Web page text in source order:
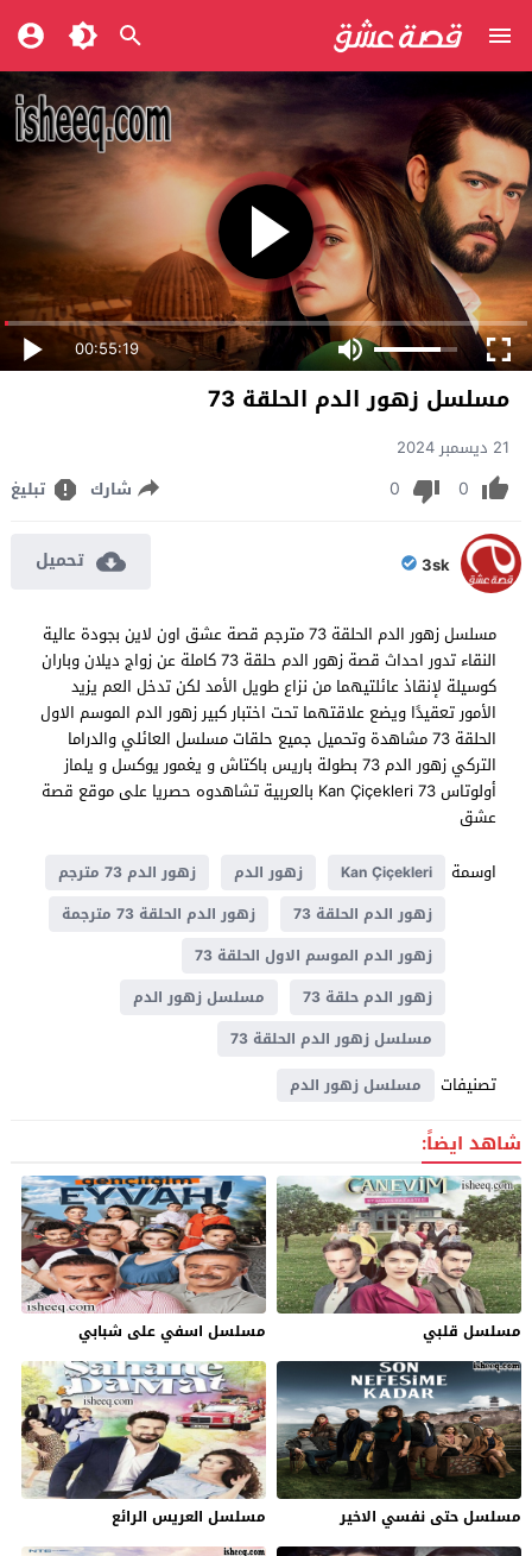
00:55:19
مسلسل زهور الدم الحلقة 73
21 ديسمبر 2024
0
0 شارك تبليغ
3sk تحميل
مسلسل زهور الدم الحلقة 73 مترجم قصة عشق اون لاين بجودة عالية
النقاء تدور احداث قصة زهور الدم حلقة 73 كاملة عن زواج ديلان وباران
كوسيلة لإنقاذ عائلتيهما من نزاع طويل الأمد لكن تدخل العم يزيد
الأمور تعقيدًا ويضع علاقتهما تحت اختبار كبير زهور الدم الموسم الاول
الحلقة 73 مشاهدة وتحميل جميع حلقات مسلسل العائلي والدراما
التركي زهور الدم 73 بطولة باريس باكتاش و يغمور يوكسل و يلماز
أولوتاس Kan Çiçekleri 73 بالعربية تشاهدوه حصريا على موقع قصة
عشق
اوسمة
Kan Çiçekleri زهور الدم
زهور الدم 73 مترجم
زهور الدم الحلقة 73
زهور الدم الحلقة 73 مترجمة
زهور الدم الموسم الاول الحلقة 73
زهور الدم حلقة 73
مسلسل زهور الدم
مسلسل زهور الدم الحلقة 73
تصنيفات مسلسل زهور الدم
شاهد ايضاً:
مسلسل قلبي مسلسل اسفي على شبابي
مسلسل حتى نفسي الاخير مسلسل العريس الرائع